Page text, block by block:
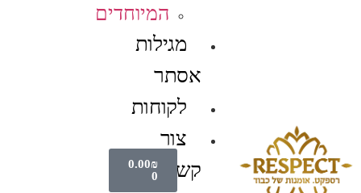
המיוחדים
מגילות
אסתר
לקוחות
צור
קשר
0.00₪
0